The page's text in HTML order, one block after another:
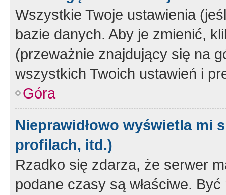
Wszystkie Twoje ustawienia
bazie danych. Aby je zmienić,
(przeważnie znajdujący się na
wszystkich Twoich ustawień i
Góra
Nieprawidłowo wyświetla mi
profilach, itd.)
Rzadko się zdarza, że serwer
podane czasy są właściwe.